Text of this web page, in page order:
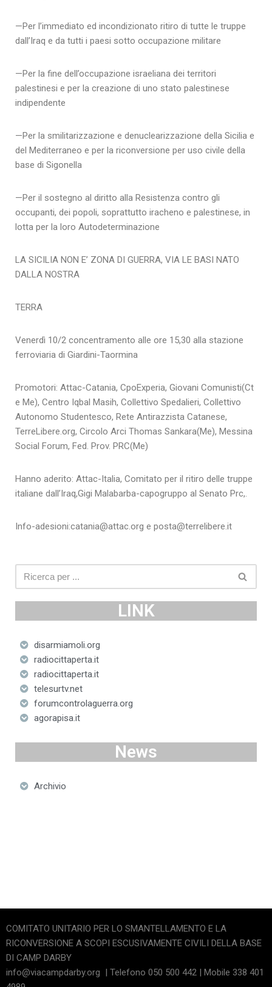
—Per l’immediato ed incondizionato ritiro di tutte le truppe
dall’Iraq e da tutti i paesi sotto occupazione militare
—Per la fine dell’occupazione israeliana dei territori
palestinesi e per la creazione di uno stato palestinese
indipendente
—Per la smilitarizzazione e denuclearizzazione della Sicilia e
del Mediterraneo e per la riconversione per uso civile della
base di Sigonella
—Per il sostegno al diritto alla Resistenza contro gli
occupanti, dei popoli, soprattutto iracheno e palestinese, in
lotta per la loro Autodeterminazione
LA SICILIA NON E’ ZONA DI GUERRA, VIA LE BASI NATO
DALLA NOSTRA
TERRA
Venerdì 10/2 concentramento alle ore 15,30 alla stazione
ferroviaria di Giardini-Taormina
Promotori: Attac-Catania, CpoExperia, Giovani Comunisti(Ct
e Me), Centro Iqbal Masih, Collettivo Spedalieri, Collettivo
Autonomo Studentesco, Rete Antirazzista Catanese,
TerreLibere.org, Circolo Arci Thomas Sankara(Me), Messina
Social Forum, Fed. Prov. PRC(Me)
Hanno aderito: Attac-Italia, Comitato per il ritiro delle truppe
italiane dall’Iraq,Gigi Malabarba-capogruppo al Senato Prc,.
Info-adesioni:catania@attac.org e posta@terrelibere.it
LINK
disarmiamoli.org
radiocittaperta.it
radiocittaperta.it
telesurtv.net
forumcontrolaguerra.org
agorapisa.it
News
Archivio
COMITATO UNITARIO PER LO SMANTELLAMENTO E LA
RICONVERSIONE A SCOPI ESCUSIVAMENTE CIVILI DELLA BASE
DI CAMP DARBY
info@viacampdarby.org | Telefono 050 500 442 | Mobile 338 401